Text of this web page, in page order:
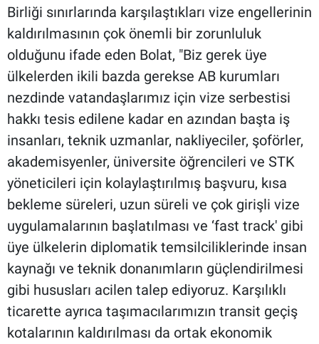
Birliği sınırlarında karşılaştıkları vize engellerinin
kaldırılmasının çok önemli bir zorunluluk
olduğunu ifade eden Bolat, "Biz gerek üye
ülkelerden ikili bazda gerekse AB kurumları
nezdinde vatandaşlarımız için vize serbestisi
hakkı tesis edilene kadar en azından başta iş
insanları, teknik uzmanlar, nakliyeciler, şoförler,
akademisyenler, üniversite öğrencileri ve STK
yöneticileri için kolaylaştırılmış başvuru, kısa
bekleme süreleri, uzun süreli ve çok girişli vize
uygulamalarının başlatılması ve ‘fast track' gibi
üye ülkelerin diplomatik temsilciliklerinde insan
kaynağı ve teknik donanımların güçlendirilmesi
gibi hususları acilen talep ediyoruz. Karşılıklı
ticarette ayrıca taşımacılarımızın transit geçiş
kotalarının kaldırılması da ortak ekonomik